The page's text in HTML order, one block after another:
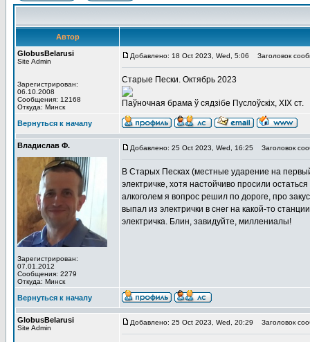
Автор
GlobusBelarusi
Site Admin
Зарегистрирован:
06.10.2008
Сообщения: 12168
Откуда: Минск
Добавлено: 18 Oct 2023, Wed, 5:06 Заголовок
Старые Пески. Октябрь 2023
Паўночная брама ў сядзібе Пуслоўскіх, XIX ст.
Вернуться к началу
Владислав Ф.
Зарегистрирован:
07.01.2012
Сообщения: 2279
Откуда: Минск
Добавлено: 25 Oct 2023, Wed, 16:25 Заголовок
В Старых Песках (местные ударение на
электричке, хотя настойчиво просили
алкоголем я вопрос решил по дороге, про
выпал из электрички в снег на какой-то
электричка. Блин, завидуйте, миллениалы!
Вернуться к началу
GlobusBelarusi
Site Admin
Добавлено: 25 Oct 2023, Wed, 20:29 Заголовок